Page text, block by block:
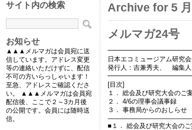
Archive for 5
メルマガ24号
日本エコミュージアム研
発行人：吉兼秀夫、 編集人
[目次]
１． 総会及び研究大会のご
２． 4/6の理事会議事録
３． 事務局からのおしらせ
■１． 総会及び研究大会のご
サイト内の検索
お知らせ
▲▲▲メルマガは会員宛に送
信しています。アドレス変更
等の連絡いただけずに、配信
不可の方いらっしゃいます！
至急、アドレスご確認くださ
い。 ▲▲▲メルマガは会員宛
配信後、ここで２～3カ月後
の公開です。会員には随時送
信。